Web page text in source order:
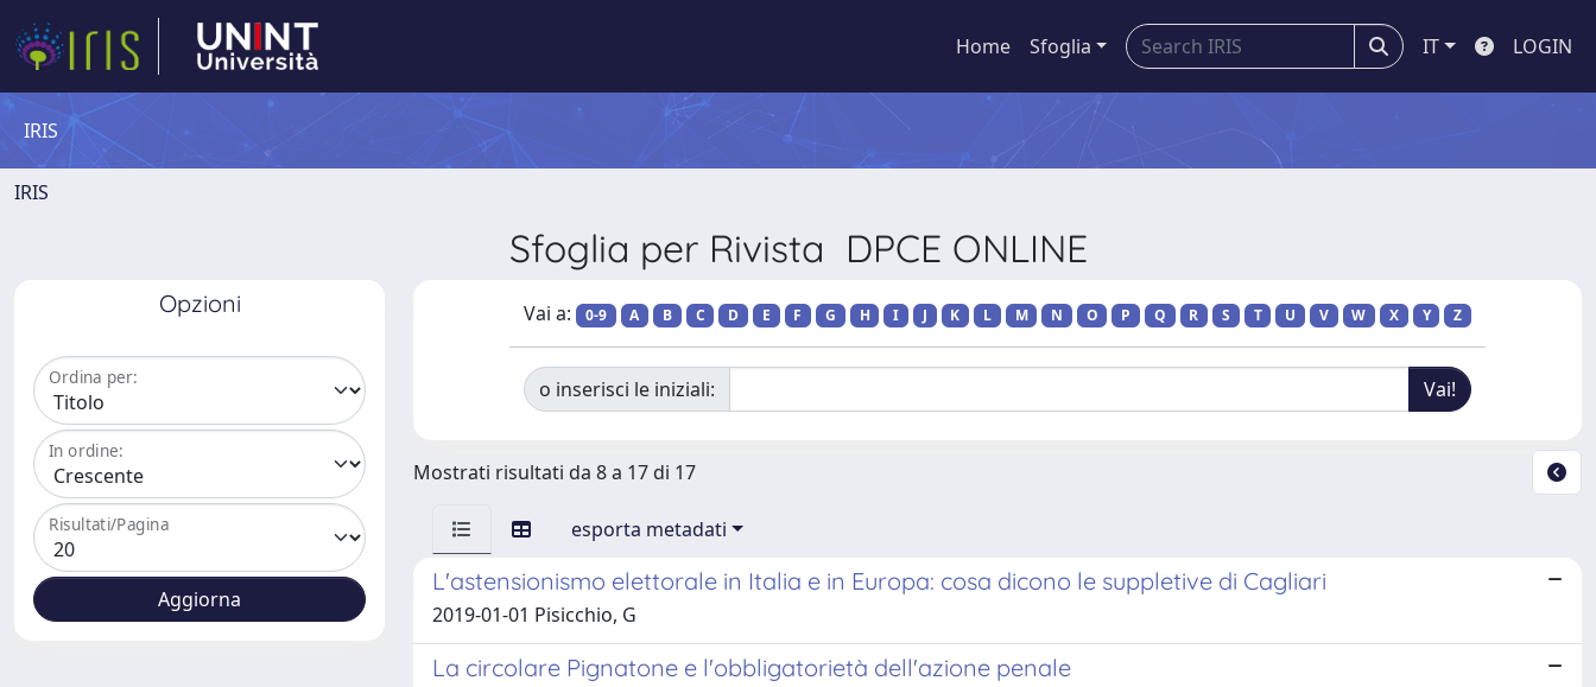
Home Sfoglia IT LOGIN
IRIS
IRIS
Sfoglia per Rivista DPCE ONLINE
Opzioni
Ordina per:
In ordine:
Risultati/Pagina
Vai a: 0-9 A B C D E F G H I J K L M N O P Q R S T U V W X Y Z
o inserisci le iniziali:
Mostrati risultati da 8 a 17 di 17
esporta metadati
L'astensionismo elettorale in Italia e in Europa: cosa dicono le suppletive di Cagliari
2019-01-01 Pisicchio, G
La circolare Pignatone e l'obbligatorietà dell'azione penale